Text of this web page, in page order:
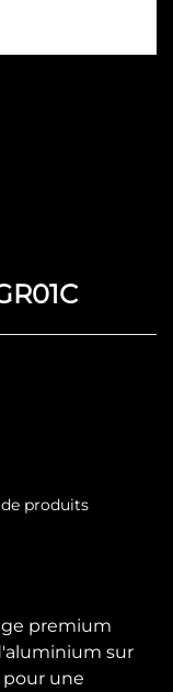
produits
premium
sur
pour une